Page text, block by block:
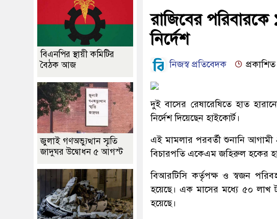
রাজিবের
নির্দেশ
নিজস্ব প্রতিবেদক
দুই বাসের রেষারেষিতে হাত
নির্দেশ দিয়েছেন হাইকোর্ট।
এই মামলার পরবর্তী শুনানি
বিচারপতি একেএম জহিরুল হকের
বিআরটিসি কর্তৃপক্ষ ও স্বজন
হয়েছে। এক মাসের মধ্যে ৫০ লাখ
হয়েছে।
বিএনপির স্থায়ী কমিটির
বৈঠক আজ
জুলাই গণঅভ্যুত্থান স্মৃতি
জাদুঘর উদ্বোধন ৫ আগস্ট